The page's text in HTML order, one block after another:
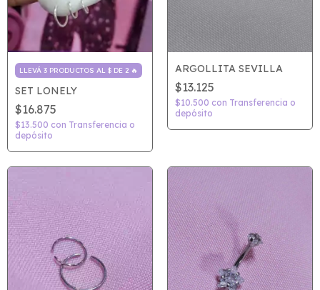
LLEVÁ 3 PRODUCTOS AL $ DE 2 🔥
SET LONELY
$16.875
$13.500 con Transferencia o
depósito
ARGOLLITA SEVILLA
$13.125
$10.500 con Transferencia o
depósito